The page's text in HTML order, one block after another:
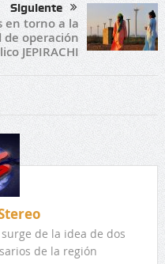
Siguiente
en torno a la
operación
JEPIRACHI
surge de la idea de dos
de la región